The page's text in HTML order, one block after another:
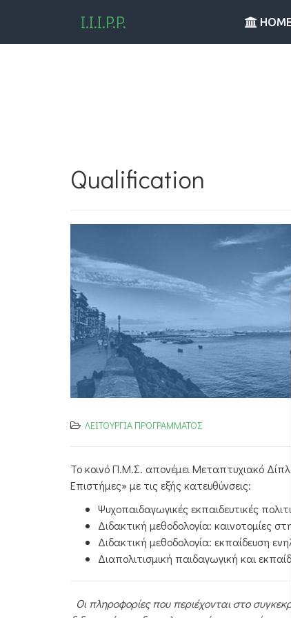
I.I.I.P.P.
Qualification
ΛΕΙΤΟΥΡΓΙΑ ΠΡΟΓΡΑΜΜΑΤΟΣ
Το κοινό Π.Μ.Σ. απονέμει Μεταπτυχιακό
Επιστήμες» με τις εξής κατευθύνσεις:
Ψυχοπαιδαγωγικές εκπαιδευτικές
Διδακτική μεθοδολογία: καινοτομίες
Διδακτική μεθοδολογία: εκπαίδευση
Διαπολιτισμική παιδαγωγική και
Οι πληροφορίες που περιέχονται στο